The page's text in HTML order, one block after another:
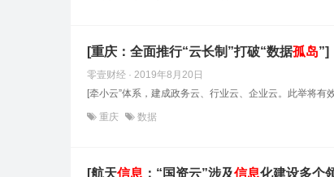
[重庆：全面推行“云长制”打破“数据孤岛”]
零壹财经 · 2019年8月20日
[牵小云”体系，建成政务云、行业云、企业云。此举将有
重庆 数据
[航天信息 ：“国资云”涉及信息化建设多个